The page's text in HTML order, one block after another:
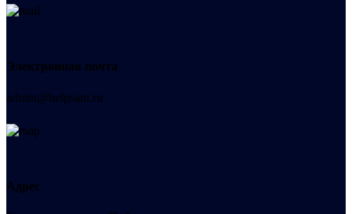
Электронная почта
admin@helpsant.ru
Адрес